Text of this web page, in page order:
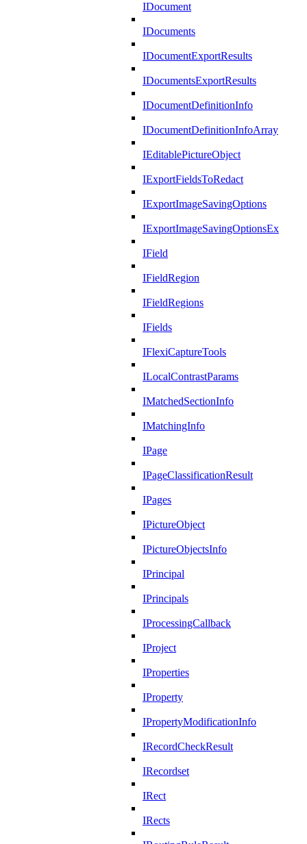
IDocument
IDocuments
IDocumentExportResults
IDocumentsExportResults
IDocumentDefinitionInfo
IDocumentDefinitionInfoArray
IEditablePictureObject
IExportFieldsToRedact
IExportImageSavingOptions
IExportImageSavingOptionsEx
IField
IFieldRegion
IFieldRegions
IFields
IFlexiCaptureTools
ILocalContrastParams
IMatchedSectionInfo
IMatchingInfo
IPage
IPageClassificationResult
IPages
IPictureObject
IPictureObjectsInfo
IPrincipal
IPrincipals
IProcessingCallback
IProject
IProperties
IProperty
IPropertyModificationInfo
IRecordCheckResult
IRecordset
IRect
IRects